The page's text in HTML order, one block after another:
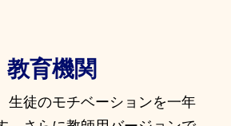
教育機関
生徒のモチベーションを一年